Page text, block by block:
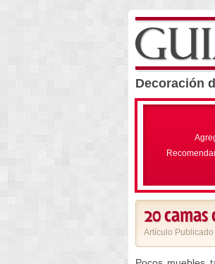
Decoración
20
Artículo